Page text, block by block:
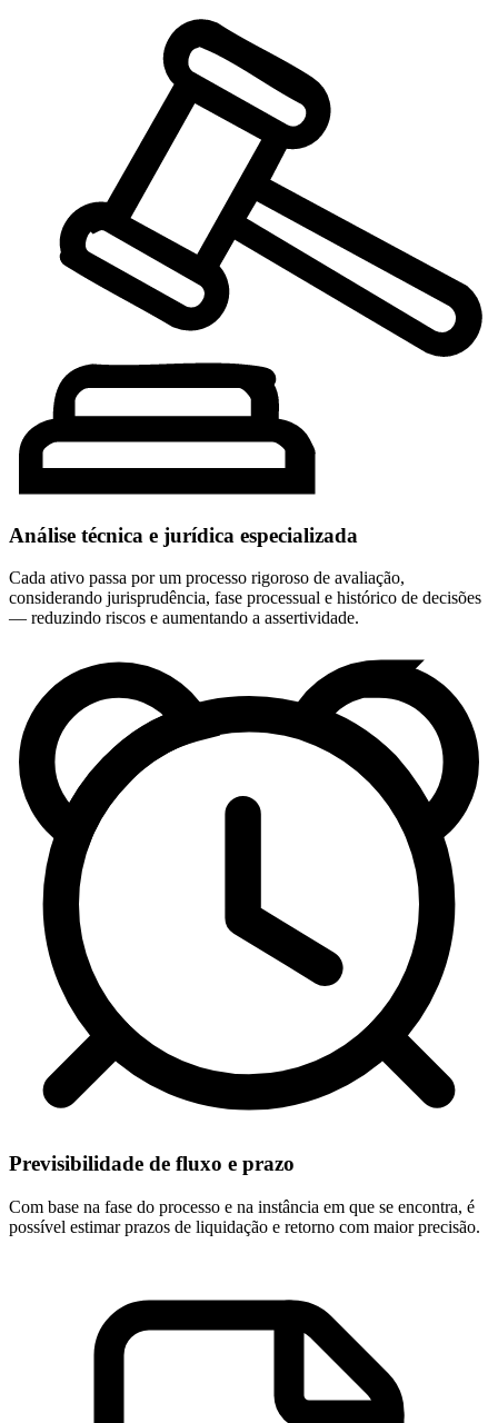
Análise técnica e jurídica especializada
Cada ativo passa por um processo rigoroso de avaliação,
considerando jurisprudência, fase processual e histórico de decisões
— reduzindo riscos e aumentando a assertividade.
Previsibilidade de fluxo e prazo
Com base na fase do processo e na instância em que se encontra, é
possível estimar prazos de liquidação e retorno com maior precisão.